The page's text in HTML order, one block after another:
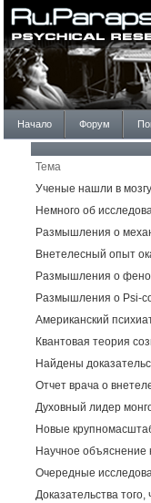
Начало Форум
Тема
Ученые нашли в
Немного об
Размышления о
Внетелесный опыт
Размышления о
Размышления о Psi-
Американский
Квантовая теория
Найдены
Отчет врача о
Духовный лидер
Новые
Научное объяснение
Очередные
Доказательства